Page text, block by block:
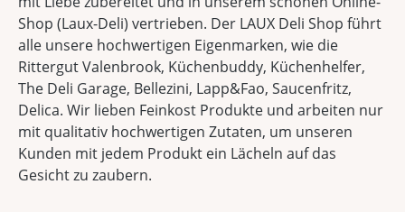
Shop (Laux-Deli) vertrieben. Der LAUX Deli Shop führt
alle unsere hochwertigen Eigenmarken, wie die
Rittergut Valenbrook, Küchenbuddy, Küchenhelfer,
The Deli Garage, Bellezini, Lapp&Fao, Saucenfritz,
Delica. Wir lieben Feinkost Produkte und arbeiten nur
mit qualitativ hochwertigen Zutaten, um unseren
Kunden mit jedem Produkt ein Lächeln auf das
Gesicht zu zaubern.